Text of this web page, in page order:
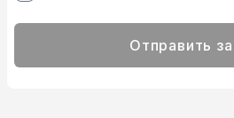
Отправить